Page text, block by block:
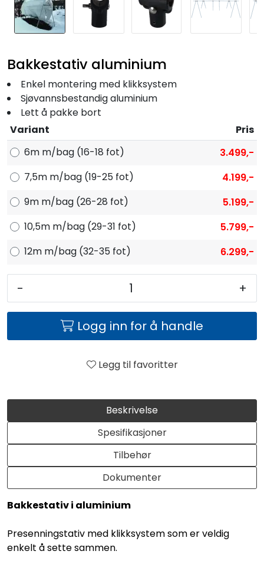
Beskrivelse
Spesifikasjoner
Tilbehør
Dokumenter
Bakkestativ i aluminium
Presenningstativ med klikksystem som er veldig
enkelt å sette sammen.
Bakkestativ aluminium
Enkel montering med klikksystem
Sjøvannsbestandig aluminium
Lett å pakke bort
Variant
Pris
6m m/bag (16-18 fot)
3.499,-
7,5m m/bag (19-25 fot)
4.199,-
9m m/bag (26-28 fot)
5.199,-
10,5m m/bag (29-31 fot)
5.799,-
12m m/bag (32-35 fot)
6.299,-
- +
Logg inn for å handle
Legg til favoritter